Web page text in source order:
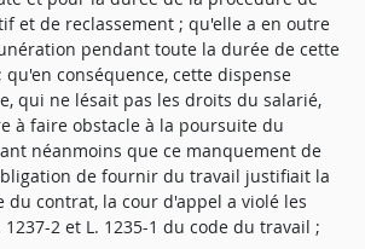
et de reclassement ; qu'elle a en outre
pendant toute la durée de cette
conséquence, cette dispense
qui ne lésait pas les droits du salarié,
à faire obstacle à la poursuite du
néanmoins que ce manquement de
de fournir du travail justifiait la
contrat, la cour d'appel a violé les
1237-2 et L. 1235-1 du code du travail ;